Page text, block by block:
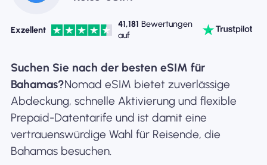
Exzellent
41,181 Bewertungen
auf
Suchen Sie nach der besten eSIM für
Bahamas?Nomad eSIM bietet zuverlässige
Abdeckung, schnelle Aktivierung und flexible
Prepaid-Datentarife und ist damit eine
vertrauenswürdige Wahl für Reisende, die
Bahamas besuchen.